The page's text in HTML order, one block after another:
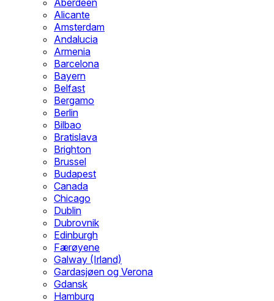
Aberdeen
Alicante
Amsterdam
Andalucia
Armenia
Barcelona
Bayern
Belfast
Bergamo
Berlin
Bilbao
Bratislava
Brighton
Brussel
Budapest
Canada
Chicago
Dublin
Dubrovnik
Edinburgh
Færøyene
Galway (Irland)
Gardasjøen og Verona
Gdansk
Hamburg